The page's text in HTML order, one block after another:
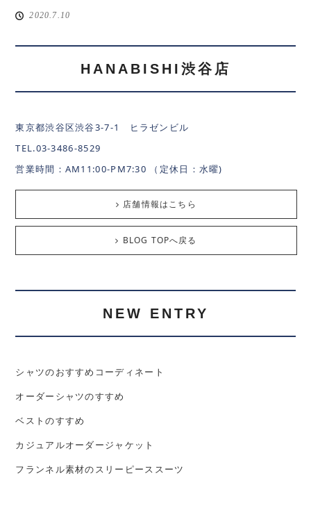
2020.7.10
HANABISHI渋谷店
東京都渋谷区渋谷3-7-1 ヒラゼンビル
TEL.03-3486-8529
営業時間：AM11:00-PM7:30 （定休日：水曜)
店舗情報はこちら
BLOG TOPへ戻る
NEW ENTRY
シャツのおすすめコーディネート
オーダーシャツのすすめ
ベストのすすめ
カジュアルオーダージャケット
フランネル素材のスリーピーススーツ